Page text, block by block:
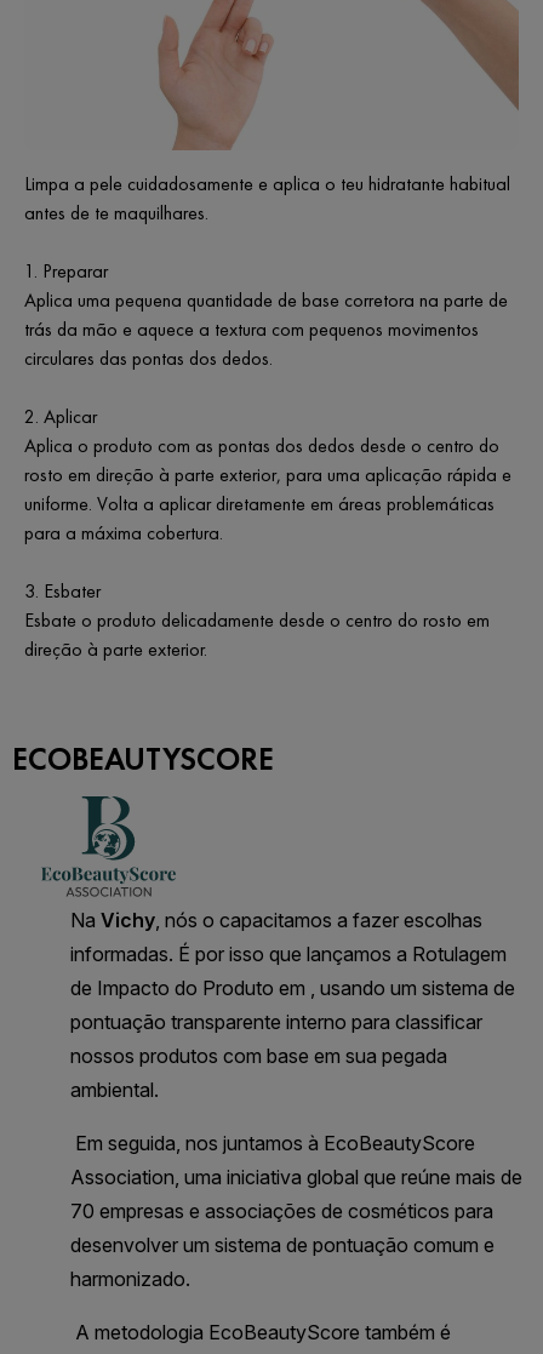
Limpa a pele cuidadosamente e aplica o teu hidratante habitual
antes de te maquilhares.
1. Preparar
Aplica uma pequena quantidade de base corretora na parte de
trás da mão e aquece a textura com pequenos movimentos
circulares das pontas dos dedos.
2. Aplicar
Aplica o produto com as pontas dos dedos desde o centro do
rosto em direção à parte exterior, para uma aplicação rápida e
uniforme. Volta a aplicar diretamente em áreas problemáticas
para a máxima cobertura.
3. Esbater
Esbate o produto delicadamente desde o centro do rosto em
direção à parte exterior.
ECOBEAUTYSCORE